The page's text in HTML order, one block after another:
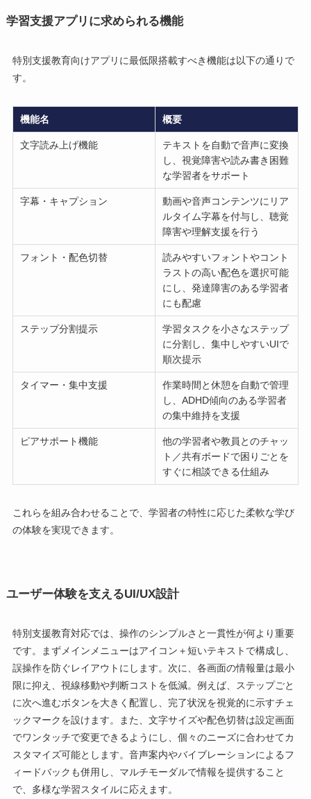
学習支援アプリに求められる機能
特別支援教育向けアプリに最低限搭載すべき機能は以下の通りで
す。
機能名 概要
文字読み上げ機能
テキストを自動で音声に変換
し、視覚障害や読み書き困難
な学習者をサポート
字幕・キャプション
動画や音声コンテンツにリア
ルタイム字幕を付与し、聴覚
障害や理解支援を行う
フォント・配色切替
読みやすいフォントやコント
ラストの高い配色を選択可能
にし、発達障害のある学習者
にも配慮
ステップ分割提示
学習タスクを小さなステップ
に分割し、集中しやすいUIで
順次提示
タイマー・集中支援
作業時間と休憩を自動で管理
し、ADHD傾向のある学習者
の集中維持を支援
ピアサポート機能
他の学習者や教員とのチャッ
ト／共有ボードで困りごとを
すぐに相談できる仕組み
これらを組み合わせることで、学習者の特性に応じた柔軟な学び
の体験を実現できます。
ユーザー体験を支えるUI/UX設計
特別支援教育対応では、操作のシンプルさと一貫性が何より重要
です。まずメインメニューはアイコン＋短いテキストで構成し、
誤操作を防ぐレイアウトにします。次に、各画面の情報量は最小
限に抑え、視線移動や判断コストを低減。例えば、ステップごと
に次へ進むボタンを大きく配置し、完了状況を視覚的に示すチェ
ックマークを設けます。また、文字サイズや配色切替は設定画面
でワンタッチで変更できるようにし、個々のニーズに合わせてカ
スタマイズ可能とします。音声案内やバイブレーションによるフ
ィードバックも併用し、マルチモーダルで情報を提供すること
で、多様な学習スタイルに応えます。